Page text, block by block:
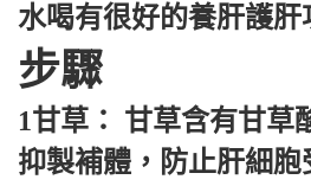
水喝有很好的養肝護肝
步驟
1甘草： 甘草含有甘草
抑製補體，防止肝細